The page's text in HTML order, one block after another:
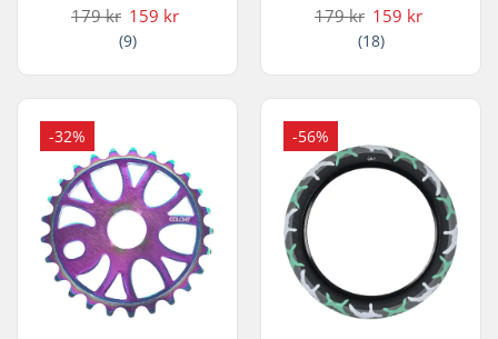
179 kr 159 kr
(9)
179 kr 159 kr
(18)
-32% -56%